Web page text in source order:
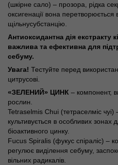
(шкірне сало) – прозора, рідка
оксигенації вона перетворюється
щільнусубстанцію.
Антиоксидантна дія екстракту
важлива та ефективна для
себуму.
Увага! Тестуйте перед
цитрусові.
«ЗЕЛЕНИЙ» ЦИНК – компонент,
рослин.
Tetraselmis Chui (тетраселміс чуі)
культивується в особливих зонах
біоактивного цинку.
Fucus Spiralis (фукус спіраліс) –
регулює виділення себуму,
вільних радикалів.